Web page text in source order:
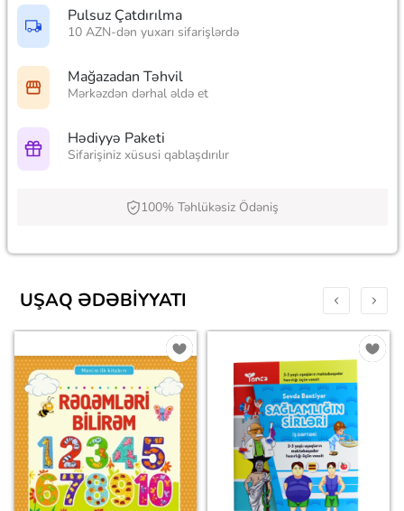
Pulsuz Çatdırılma
10 AZN-dən yuxarı sifarişlərdə
Mağazadan Təhvil
Mərkəzdən dərhal əldə et
Hədiyyə Paketi
Sifarişiniz xüsusi qablaşdırılır
100% Təhlükəsiz Ödəniş
UŞAQ ƏDƏBIYYATI